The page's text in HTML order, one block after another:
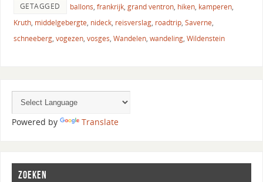
GETAGGED ballons, frankrijk, grand ventron, hiken, kamperen,
Kruth, middelgebergte, nideck, reisverslag, roadtrip, Saverne,
schneeberg, vogezen, vosges, Wandelen, wandeling, Wildenstein
Powered by Translate
ZOEKEN